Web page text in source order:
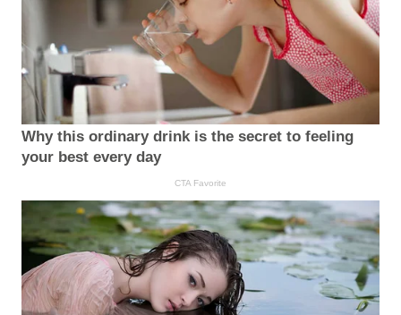
Why this ordinary drink is the secret to feeling
your best every day
CTA Favorite